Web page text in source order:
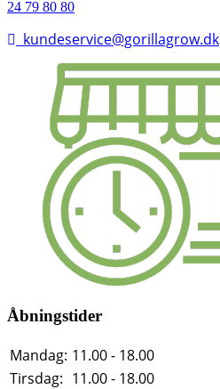
24 79 80 80
kundeservice@gorillagrow.dk
Åbningstider
Mandag: 11.00 - 18.00
Tirsdag: 11.00 - 18.00